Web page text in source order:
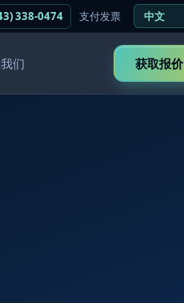
338-0474 支付发票
们 获取报价